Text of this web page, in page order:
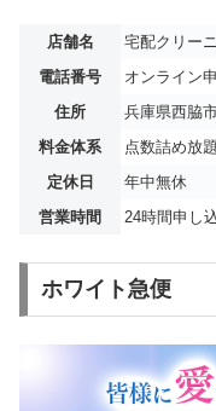
店舗名
宅配クリー
電話番号
オンライン
住所
兵庫県西脇
料金体系
点数詰め放
定休日
年中無休
営業時間
24時間申し
ホワイト急便